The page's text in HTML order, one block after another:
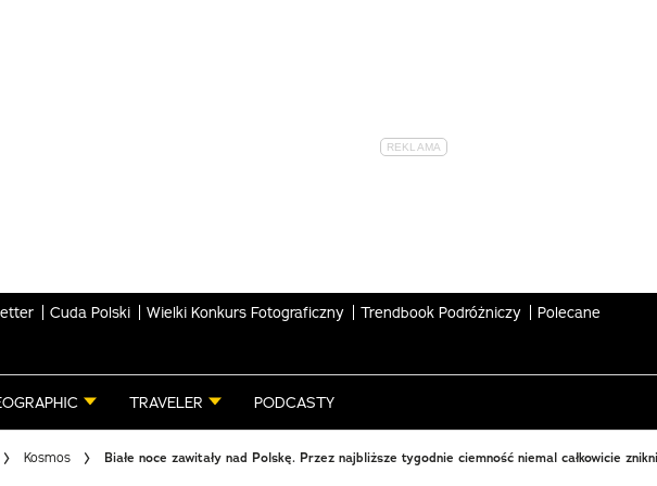
Cuda Polski Wielki Konkurs Fotograficzny Trendbook Podróżniczy Polecane
TRAVELER PODCASTY
Kosmos Białe noce zawitały nad Polskę. Przez najbliższe tygodnie ciemność niemal całkowicie